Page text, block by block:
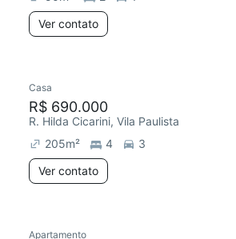
Ver contato
Casa
R$ 690.000
R. Hilda Cicarini, Vila Paulista
205m² 4
3
Ver contato
Apartamento